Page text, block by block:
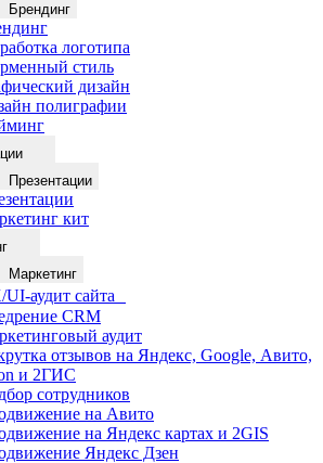
Брендинг
логотипа
стиль
дизайн
полиграфии
Презентации
кит
Маркетинг
аудит сайта
CRM
аудит
отзывов на Яндекс, Google, Авито,
и 2ГИС
сотрудников
на Авито
на Яндекс картах и 2GIS
Яндекс Дзен